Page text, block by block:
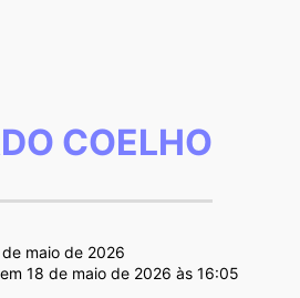
COELHO
maio de 2026
18 de maio de 2026 às 16:05